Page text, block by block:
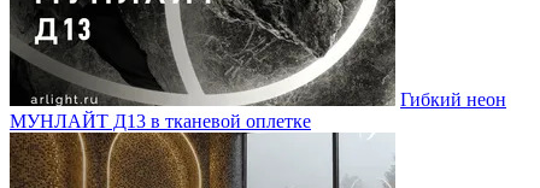
Гибкий неон
МУНЛАЙТ Д13 в тканевой оплетке